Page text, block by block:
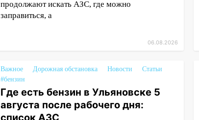
продолжают искать АЗС, где можно
заправиться, а
06.08.2026
Важное Дорожная обстановка Новости
Статьи
#бензин
Где есть бензин в Ульяновске 5
августа после рабочего дня:
список АЗС